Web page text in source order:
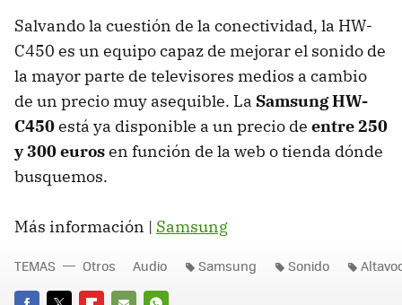
Salvando la cuestión de la conectividad, la HW-
C450 es un equipo capaz de mejorar el sonido de
la mayor parte de televisores medios a cambio
de un precio muy asequible. La Samsung HW-
C450está ya disponible a un precio de entre 250
y 300 eurosen función de la web o tienda dónde
busquemos.
Más información | Samsung
TEMAS Otros Audio Samsung Sonido